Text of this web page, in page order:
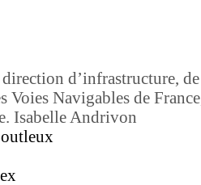
d’infrastructure, de
Voies Navigables de
Isabelle Andrivon